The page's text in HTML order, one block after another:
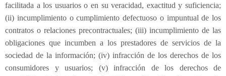
facilitada a los usuarios o en su veracidad, exactitud y suficiencia;
(ii) incumplimiento o cumplimiento defectuoso o impuntual de los
contratos o relaciones precontractuales; (iii) incumplimiento de las
obligaciones que incumben a los prestadores de servicios de la
sociedad de la información; (iv) infracción de los derechos de los
consumidores y usuarios; (v) infracción de los derechos de